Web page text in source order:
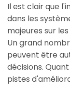
Il est clair que
dans les
majeures sur
Un grand
peuvent être
décisions.
pistes